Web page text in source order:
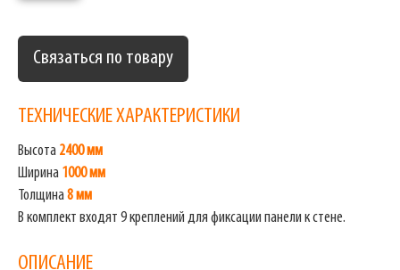
Связаться по товару
ТЕХНИЧЕСКИЕ ХАРАКТЕРИСТИКИ
Высота 2400 мм
Ширина 1000 мм
Толщина8 мм
В комплект входят 9 креплений для фиксации панели к стене.
ОПИСАНИЕ